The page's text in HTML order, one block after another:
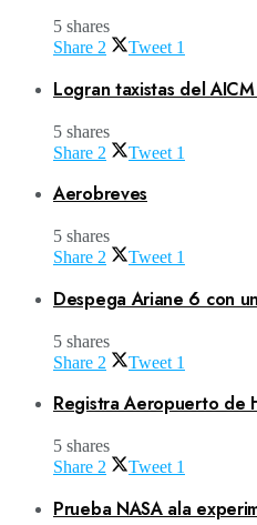
5 shares
Share 2 Tweet 1
Logran taxistas del
5 shares
Share 2 Tweet 1
Aerobreves
5 shares
Share 2 Tweet 1
Despega Ariane 6 con
5 shares
Share 2 Tweet 1
Registra Aeropuerto de
5 shares
Share 2 Tweet 1
Prueba NASA ala